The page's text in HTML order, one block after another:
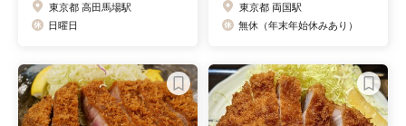
東京都 高田馬場駅
日曜日
東京都 両国駅
無休（年末年始休みあり）